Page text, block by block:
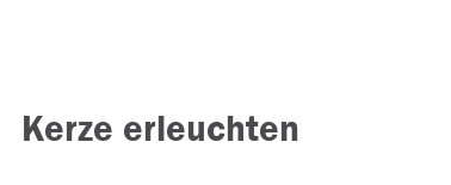
Kerze erleuchten